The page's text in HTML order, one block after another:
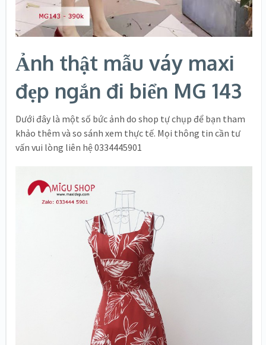
Ảnh thật mẫu váy maxi
đẹp ngắn đi biển MG 143
Dưới đây là một số bức ảnh do shop tự chụp để bạn tham
khảo thêm và so sánh xem thực tế. Mọi thông tin cần tư
vấn vui lòng liên hệ 0334445901